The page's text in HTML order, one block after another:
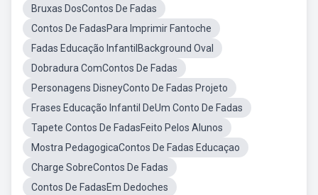
Bruxas DosContos De Fadas
Contos De FadasPara Imprimir Fantoche
Fadas Educação InfantilBackground Oval
Dobradura ComContos De Fadas
Personagens DisneyConto De Fadas Projeto
Frases Educação Infantil DeUm Conto De Fadas
Tapete Contos De FadasFeito Pelos Alunos
Mostra PedagogicaContos De Fadas Educaçao
Charge SobreContos De Fadas
Contos De FadasEm Dedoches